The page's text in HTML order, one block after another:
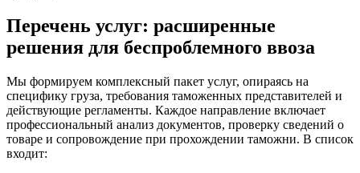
Перечень услуг: расширенные
решения для беспроблемного ввоза
Мы формируем комплексный пакет услуг, опираясь на
специфику груза, требования таможенных представителей и
действующие регламенты. Каждое направление включает
профессиональный анализ документов, проверку сведений о
товаре и сопровождение при прохождении таможни. В список
входит: